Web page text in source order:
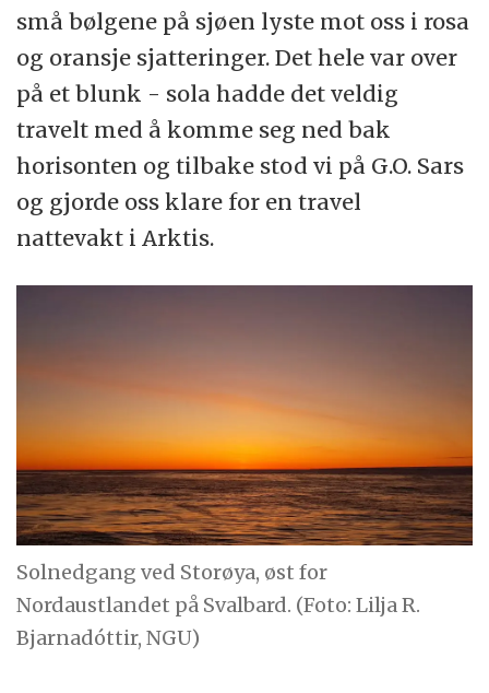
små bølgene på sjøen lyste mot oss i rosa
og oransje sjatteringer. Det hele var over
på et blunk - sola hadde det veldig
travelt med å komme seg ned bak
horisonten og tilbake stod vi på G.O. Sars
og gjorde oss klare for en travel
nattevakt i Arktis.
Solnedgang ved Storøya, øst for
Nordaustlandet på Svalbard. (Foto: Lilja R.
Bjarnadóttir, NGU)